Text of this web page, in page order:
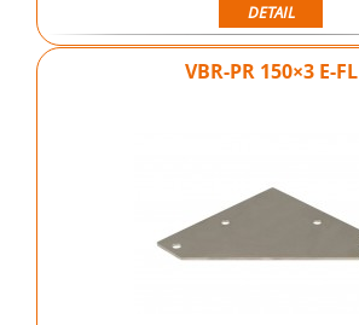
DETAIL
VBR-PR 150×3 E-FL